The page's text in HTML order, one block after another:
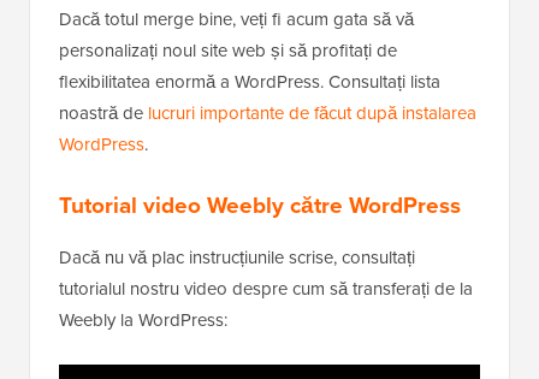
Dacă totul merge bine, veți fi acum gata să vă
personalizați noul site web și să profitați de
flexibilitatea enormă a WordPress. Consultați lista
noastră de lucruri importante de făcut după instalarea
WordPress.
Tutorial video Weebly către WordPress
Dacă nu vă plac instrucțiunile scrise, consultați
tutorialul nostru video despre cum să transferați de la
Weebly la WordPress: